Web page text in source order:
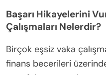
İstatistikler, erişilebilir
daha yüksek ekonomik
göstermektedir. Bu